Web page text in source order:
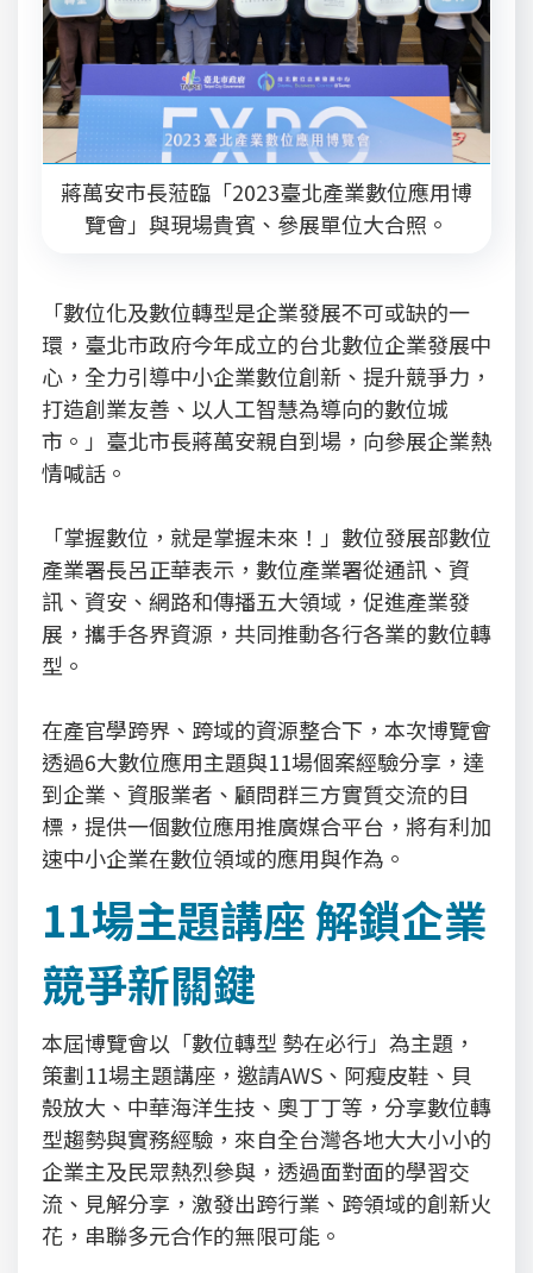
蔣萬安市長蒞臨「2023臺北產業數位應用博
覽會」與現場貴賓、參展單位大合照。
「數位化及數位轉型是企業發展不可或缺的一
環，臺北市政府今年成立的台北數位企業發展中
心，全力引導中小企業數位創新、提升競爭力，
打造創業友善、以人工智慧為導向的數位城
市。」臺北市長蔣萬安親自到場，向參展企業熱
情喊話。
「掌握數位，就是掌握未來！」數位發展部數位
產業署長呂正華表示，數位產業署從通訊、資
訊、資安、網路和傳播五大領域，促進產業發
展，攜手各界資源，共同推動各行各業的數位轉
型。
在產官學跨界、跨域的資源整合下，本次博覽會
透過6大數位應用主題與11場個案經驗分享，達
到企業、資服業者、顧問群三方實質交流的目
標，提供一個數位應用推廣媒合平台，將有利加
速中小企業在數位領域的應用與作為。
11場主題講座 解鎖企業
競爭新關鍵
本屆博覽會以「數位轉型 勢在必行」為主題，
策劃11場主題講座，邀請AWS、阿瘦皮鞋、貝
殼放大、中華海洋生技、奧丁丁等，分享數位轉
型趨勢與實務經驗，來自全台灣各地大大小小的
企業主及民眾熱烈參與，透過面對面的學習交
流、見解分享，激發出跨行業、跨領域的創新火
花，串聯多元合作的無限可能。